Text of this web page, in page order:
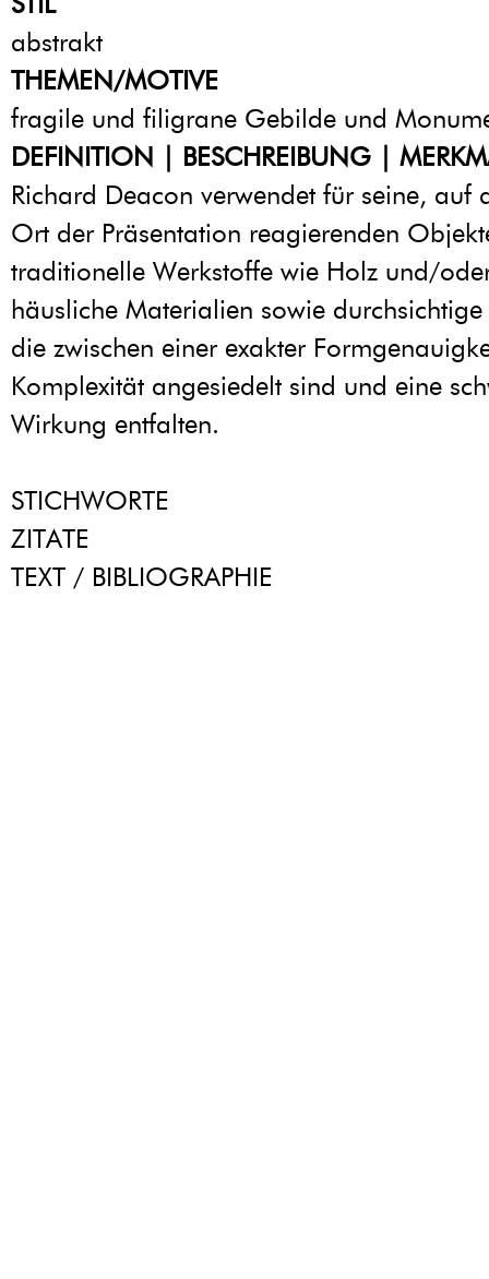
abstrakt
THEMEN/MOTIVE
fragile und filigrane Gebilde und
DEFINITION | BESCHREIBUNG |
Richard Deacon verwendet für seine, auf
Ort der Präsentation reagierenden
traditionelle Werkstoffe wie Holz und/
häusliche Materialien sowie durchsichtige
die zwischen einer exakter
Komplexität angesiedelt sind und eine
Wirkung entfalten.
STICHWORTE
ZITATE
TEXT / BIBLIOGRAPHIE